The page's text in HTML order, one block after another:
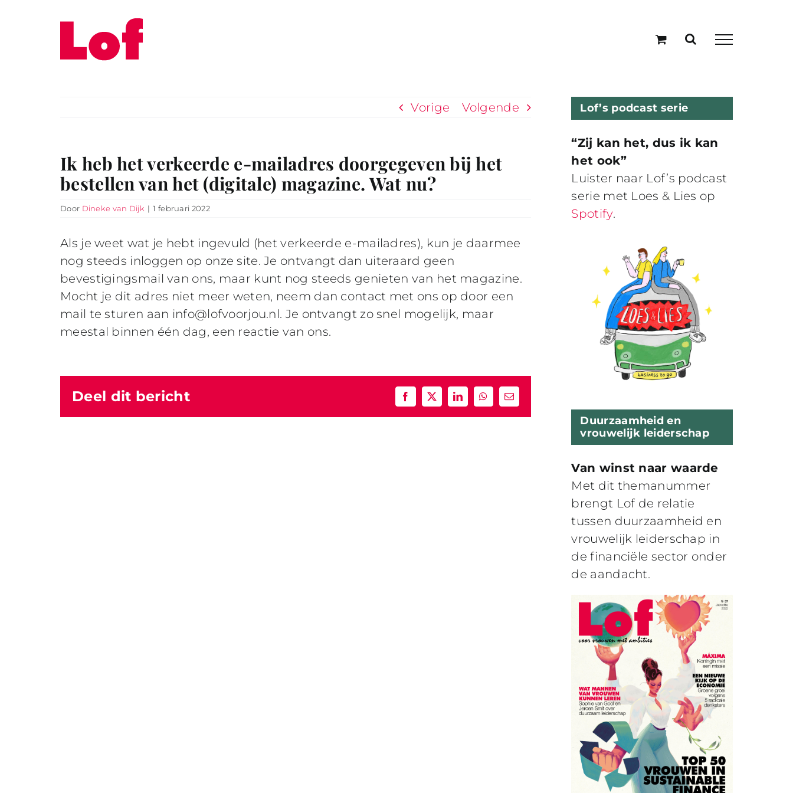
Vorige Volgende
Ik heb het verkeerde e-mailadres doorgegeven bij het
bestellen van het (digitale) magazine. Wat nu?
Door Dineke van Dijk | 1 februari 2022
Als je weet wat je hebt ingevuld (het verkeerde e-mailadres), kun je daarmee
nog steeds inloggen op onze site. Je ontvangt dan uiteraard geen
bevestigingsmail van ons, maar kunt nog steeds genieten van het magazine.
Mocht je dit adres niet meer weten, neem dan contact met ons op door een
mail te sturen aan info@lofvoorjou.nl. Je ontvangt zo snel mogelijk, maar
meestal binnen één dag, een reactie van ons.
Deel dit bericht Facebook
X LinkedInWhatsApp
E-
mail
Lof’s podcast serie
“Zij kan het, dus ik kan
het ook”
Luister naar Lof’s podcast
serie met Loes & Lies op
Spotify.
Duurzaamheid en
vrouwelijk leiderschap
Van winst naar waarde
Met dit themanummer
brengt Lof de relatie
tussen duurzaamheid en
vrouwelijk leiderschap in
de financiële sector onder
de aandacht.